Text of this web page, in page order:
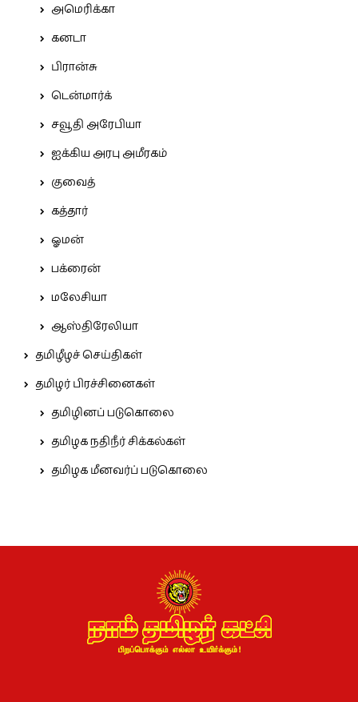
அமெரிக்கா
கனடா
பிரான்சு
டென்மார்க்
சவூதி அரேபியா
ஐக்கிய அரபு அமீரகம்
குவைத்
கத்தார்
ஓமன்
பக்ரைன்
மலேசியா
ஆஸ்திரேலியா
தமிழீழச் செய்திகள்
தமிழர் பிரச்சினைகள்
தமிழினப் படுகொலை
தமிழக நதிநீர் சிக்கல்கள்
தமிழக மீனவர்ப் படுகொலை